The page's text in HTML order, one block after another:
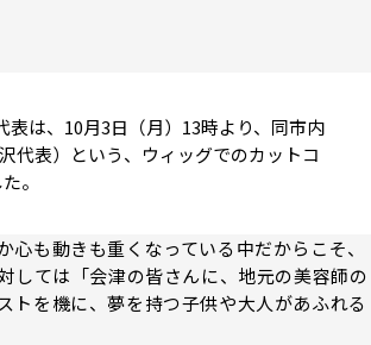
は、10月3日（月）13時より、同市内
代表）という、ウィッグでのカットコ
。
も動きも重くなっている中だからこそ、
しては「会津の皆さんに、地元の美容師の
トを機に、夢を持つ子供や大人があふれる